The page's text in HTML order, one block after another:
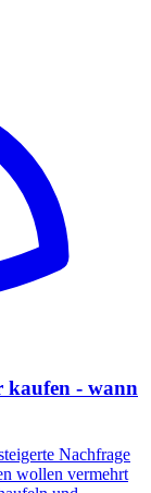
kaufen - wann
Nachfrage
wollen vermehrt